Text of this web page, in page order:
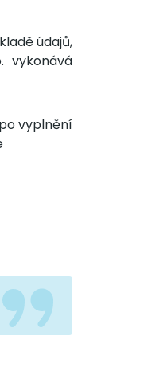
údajů,
vykonává
vyplnění